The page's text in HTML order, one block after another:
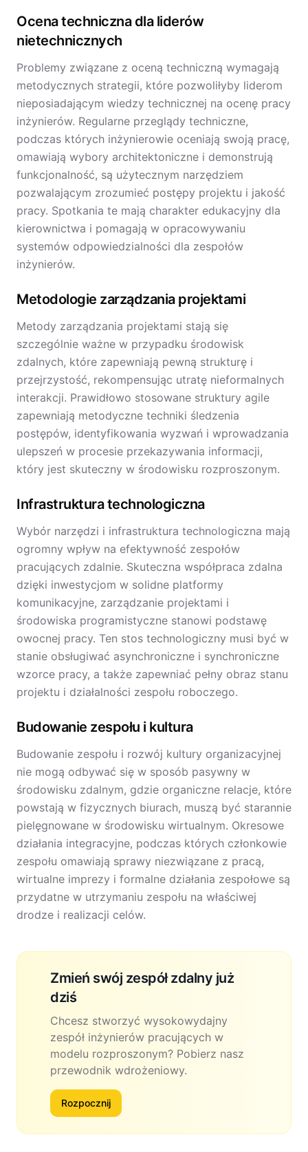
Ocena techniczna dla liderów
nietechnicznych
Problemy związane z oceną techniczną wymagają
metodycznych strategii, które pozwoliłyby liderom
nieposiadającym wiedzy technicznej na ocenę pracy
inżynierów. Regularne przeglądy techniczne,
podczas których inżynierowie oceniają swoją pracę,
omawiają wybory architektoniczne i demonstrują
funkcjonalność, są użytecznym narzędziem
pozwalającym zrozumieć postępy projektu i jakość
pracy. Spotkania te mają charakter edukacyjny dla
kierownictwa i pomagają w opracowywaniu
systemów odpowiedzialności dla zespołów
inżynierów.
Metodologie zarządzania projektami
Metody zarządzania projektami stają się
szczególnie ważne w przypadku środowisk
zdalnych, które zapewniają pewną strukturę i
przejrzystość, rekompensując utratę nieformalnych
interakcji. Prawidłowo stosowane struktury agile
zapewniają metodyczne techniki śledzenia
postępów, identyfikowania wyzwań i wprowadzania
ulepszeń w procesie przekazywania informacji,
który jest skuteczny w środowisku rozproszonym.
Infrastruktura technologiczna
Wybór narzędzi i infrastruktura technologiczna mają
ogromny wpływ na efektywność zespołów
pracujących zdalnie. Skuteczna współpraca zdalna
dzięki inwestycjom w solidne platformy
komunikacyjne, zarządzanie projektami i
środowiska programistyczne stanowi podstawę
owocnej pracy. Ten stos technologiczny musi być w
stanie obsługiwać asynchroniczne i synchroniczne
wzorce pracy, a także zapewniać pełny obraz stanu
projektu i działalności zespołu roboczego.
Budowanie zespołu i kultura
Budowanie zespołu i rozwój kultury organizacyjnej
nie mogą odbywać się w sposób pasywny w
środowisku zdalnym, gdzie organiczne relacje, które
powstają w fizycznych biurach, muszą być starannie
pielęgnowane w środowisku wirtualnym. Okresowe
działania integracyjne, podczas których członkowie
zespołu omawiają sprawy niezwiązane z pracą,
wirtualne imprezy i formalne działania zespołowe są
przydatne w utrzymaniu zespołu na właściwej
drodze i realizacji celów.
Zmień swój zespół zdalny już
dziś
Chcesz stworzyć wysokowydajny
zespół inżynierów pracujących w
modelu rozproszonym? Pobierz nasz
przewodnik wdrożeniowy.
Rozpocznij